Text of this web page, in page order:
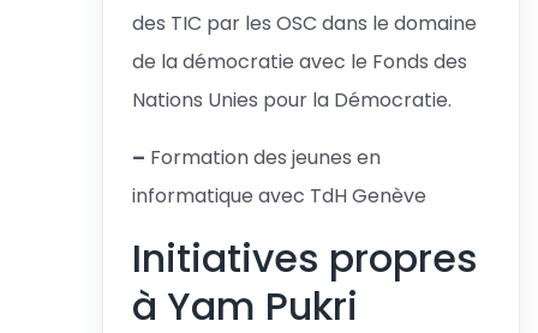
des TIC par les OSC dans le domaine
de la démocratie avec le Fonds des
Nations Unies pour la Démocratie.
– Formation des jeunes en
informatique avec TdH Genève
Initiatives propres
à Yam Pukri